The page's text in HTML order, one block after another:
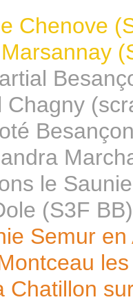
Chenove
le
(S3F
Semur
Chatillon